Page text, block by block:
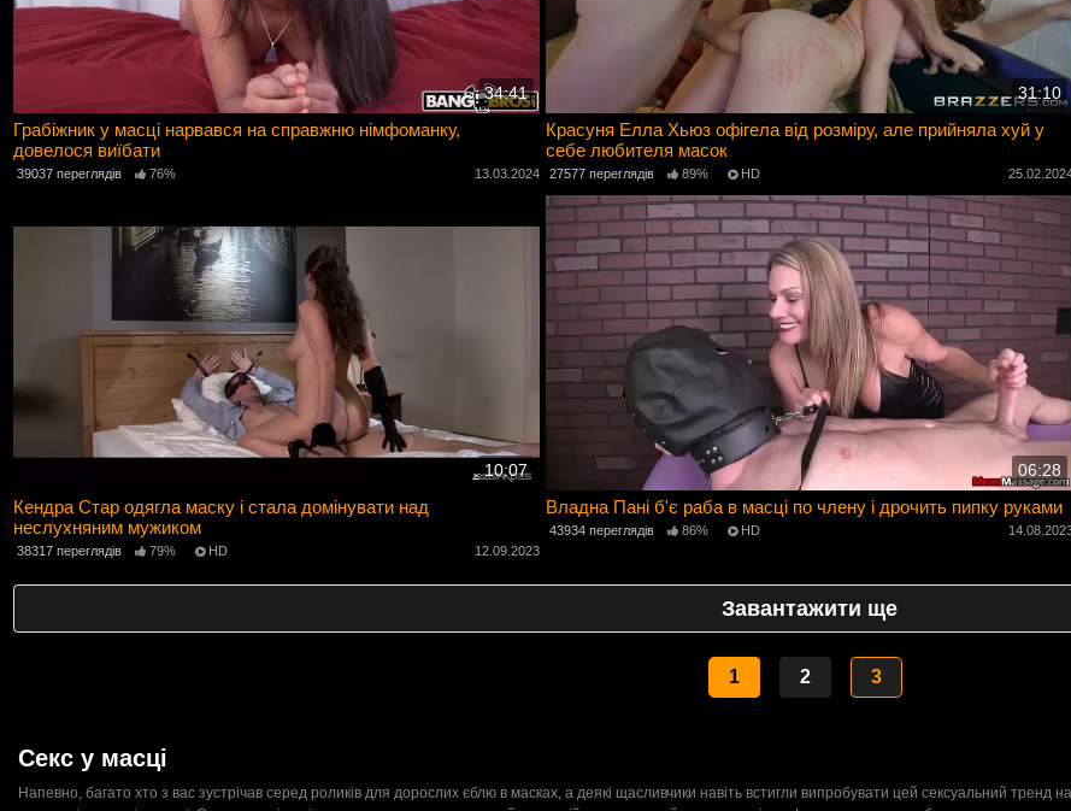
34:41
Грабіжник у масці нарвався на справжню німфоманку,
довелося виїбати
39037 переглядів 76% 13.03.2024
31:10
Красуня Елла Хьюз офігела від розміру, але прийняла хуй у
себе любителя масок
27577 переглядів 89% HD
10:07
Кендра Стар одягла маску і стала домінувати над
неслухняним мужиком
38317 переглядів 79% HD 12.09.2023
06:28
Владна Пані б'є раба в масці по члену і дрочить пипку руками
43934 переглядів 86% HD
Завантажити ще
1 2 3
Секс у масці
Напевно, багато хто з вас зустрічав серед роликів для дорослих єблю в масках, а деякі щасливчики навіть встигли випробувати цей сексуальний тренд